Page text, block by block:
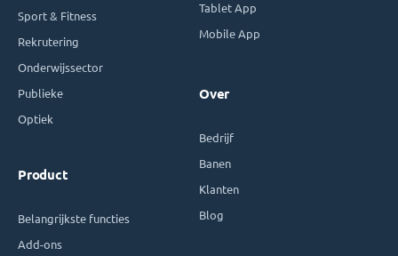
Sport & Fitness
Rekrutering
Onderwijssector
Publieke
Optiek
Product
Belangrijkste functies
Add-ons
Tablet App
Mobile App
Over
Bedrijf
Banen
Klanten
Blog